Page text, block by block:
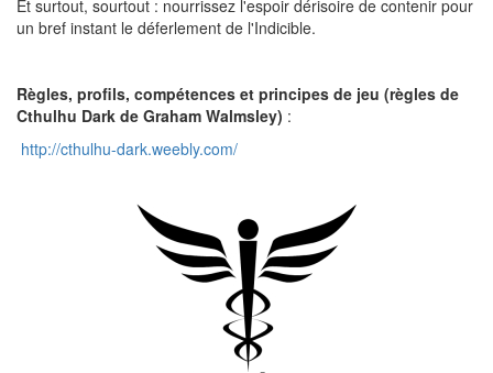
Et surtout, sourtout : nourrissez l'espoir dérisoire de contenir pour
un bref instant le déferlement de l'Indicible.
Règles, profils, compétences et principes de jeu (règles de
Cthulhu Dark de Graham Walmsley) :
http://cthulhu-dark.weebly.com/